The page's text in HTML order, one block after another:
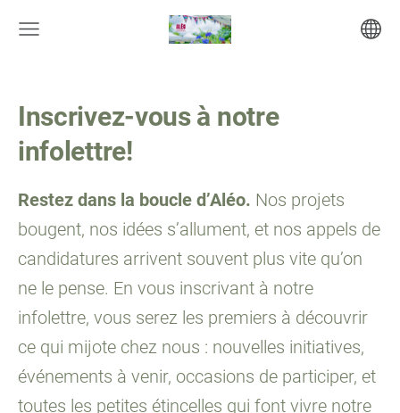
Inscrivez-vous à notre
infolettre!
Restez dans la boucle d’Aléo. Nos projets
bougent, nos idées s’allument, et nos appels de
candidatures arrivent souvent plus vite qu’on
ne le pense. En vous inscrivant à notre
infolettre, vous serez les premiers à découvrir
ce qui mijote chez nous : nouvelles initiatives,
événements à venir, occasions de participer, et
toutes les petites étincelles qui font vivre notre